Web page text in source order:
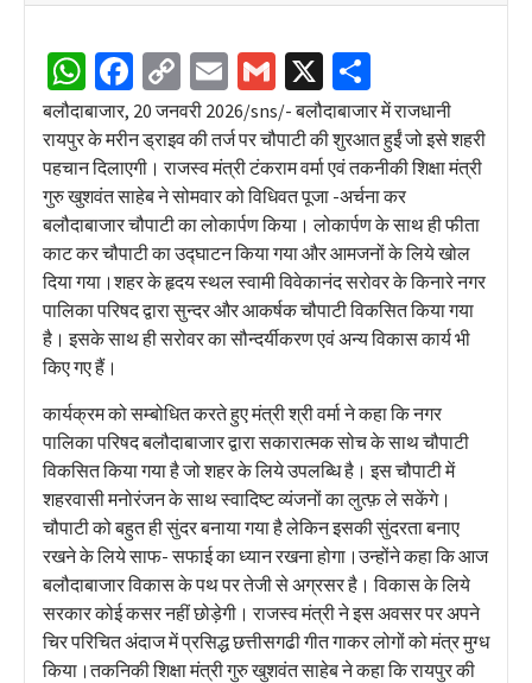
WhatsApp
Facebook
Copy
Link
EmailGmail
X
बलौदाबाजार, 20 जनवरी 2026/sns/- बलौदाबाजार में राजधानी
रायपुर के मरीन ड्राइव की तर्ज पर चौपाटी की शुरआत हुईं जो इसे शहरी
पहचान दिलाएगी। राजस्व मंत्री टंकराम वर्मा एवं तकनीकी शिक्षा मंत्री
गुरु खुशवंत साहेब ने सोमवार को विधिवत पूजा -अर्चना कर
बलौदाबाजार चौपाटी का लोकार्पण किया। लोकार्पण के साथ ही फीता
काट कर चौपाटी का उद्घाटन किया गया और आमजनों के लिये खोल
दिया गया।शहर के हृदय स्थल स्वामी विवेकानंद सरोवर के किनारे नगर
पालिका परिषद द्वारा सुन्दर और आकर्षक चौपाटी विकसित किया गया
है। इसके साथ ही सरोवर का सौन्दर्यीकरण एवं अन्य विकास कार्य भी
किए गए हैं।
कार्यक्रम को सम्बोधित करते हुए मंत्री श्री वर्मा ने कहा कि नगर
पालिका परिषद बलौदाबाजार द्वारा सकारात्मक सोच के साथ चौपाटी
विकसित किया गया है जो शहर के लिये उपलब्धि है। इस चौपाटी में
शहरवासी मनोरंजन के साथ स्वादिष्ट व्यंजनों का लुत्फ़ ले सकेंगे।
चौपाटी को बहुत ही सुंदर बनाया गया है लेकिन इसकी सुंदरता बनाए
रखने के लिये साफ- सफाई का ध्यान रखना होगा।उन्होंने कहा कि आज
बलौदाबाजार विकास के पथ पर तेजी से अग्रसर है। विकास के लिये
सरकार कोई कसर नहीं छोड़ेगी। राजस्व मंत्री ने इस अवसर पर अपने
चिर परिचित अंदाज में प्रसिद्ध छत्तीसगढी गीत गाकर लोगों को मंत्र मुग्ध
किया।तकनिकी शिक्षा मंत्री गुरु खुशवंत साहेब ने कहा कि रायपुर की